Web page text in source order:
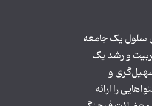
سلول یک جامعه
و رشد یک
و
را ارائه